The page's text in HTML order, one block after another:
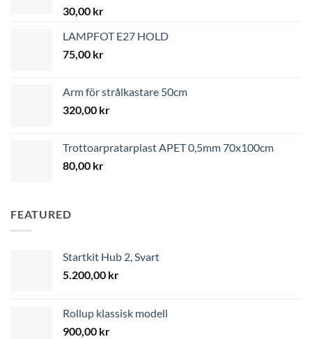
30,00 kr
LAMPFOT E27 HOLD
75,00 kr
Arm för strålkastare 50cm
320,00 kr
Trottoarpratarplast APET 0,5mm 70x100cm
80,00 kr
FEATURED
Startkit Hub 2, Svart
5.200,00 kr
Rollup klassisk modell
900,00 kr